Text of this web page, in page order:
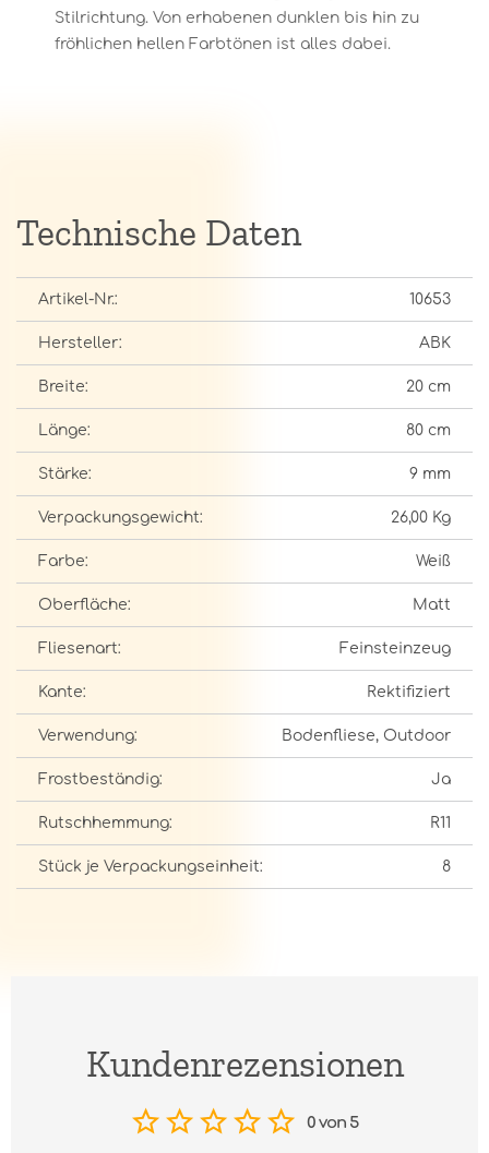
Stilrichtung. Von erhabenen dunklen bis hin zu
fröhlichen hellen Farbtönen ist alles dabei.
Technische Daten
Artikel-Nr.: 10653
Hersteller: ABK
Breite: 20 cm
Länge: 80 cm
Stärke: 9 mm
Verpackungsgewicht: 26,00 Kg
Farbe: Weiß
Oberfläche: Matt
Fliesenart: Feinsteinzeug
Kante: Rektifiziert
Verwendung: Bodenfliese, Outdoor
Frostbeständig: Ja
Rutschhemmung: R11
Stück je Verpackungseinheit: 8
Kundenrezensionen
0 von 5